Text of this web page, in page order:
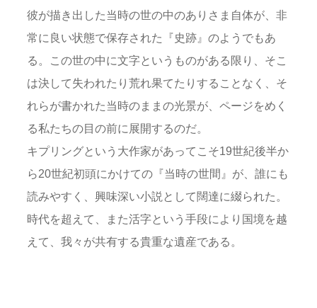
彼が描き出した当時の世の中のありさま自体が、非
常に良い状態で保存された『史跡』のようでもあ
る。この世の中に文字というものがある限り、そこ
は決して失われたり荒れ果てたりすることなく、そ
れらが書かれた当時のままの光景が、ページをめく
る私たちの目の前に展開するのだ。
キプリングという大作家があってこそ19世紀後半か
ら20世紀初頭にかけての『当時の世間』が、誰にも
読みやすく、興味深い小説として闊達に綴られた。
時代を超えて、また活字という手段により国境を越
えて、我々が共有する貴重な遺産である。